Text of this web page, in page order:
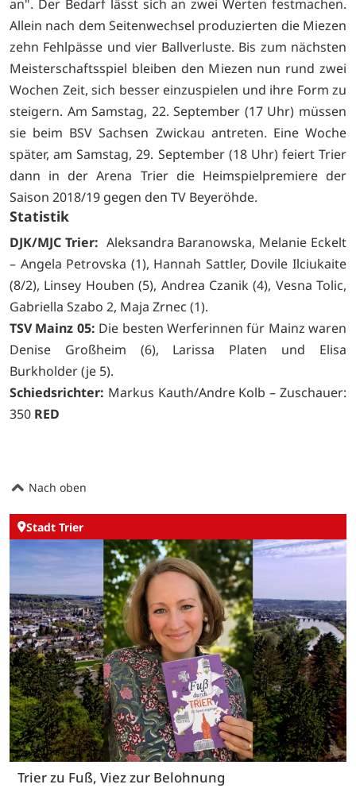
an". Der Bedarf lässt sich an zwei Werten festmachen.
Allein nach dem Seitenwechsel produzierten die Miezen
zehn Fehlpässe und vier Ballverluste. Bis zum nächsten
Meisterschaftsspiel bleiben den Miezen nun rund zwei
Wochen Zeit, sich besser einzuspielen und ihre Form zu
steigern. Am Samstag, 22. September (17 Uhr) müssen
sie beim BSV Sachsen Zwickau antreten. Eine Woche
später, am Samstag, 29. September (18 Uhr) feiert Trier
dann in der Arena Trier die Heimspielpremiere der
Saison 2018/19 gegen den TV Beyeröhde.
Statistik
DJK/MJC Trier: Aleksandra Baranowska, Melanie Eckelt
– Angela Petrovska (1), Hannah Sattler, Dovile Ilciukaite
(8/2), Linsey Houben (5), Andrea Czanik (4), Vesna Tolic,
Gabriella Szabo 2, Maja Zrnec (1).
TSV Mainz 05: Die besten Werferinnen für Mainz waren
Denise Großheim (6), Larissa Platen und Elisa
Burkholder (je 5).
Schiedsrichter: Markus Kauth/Andre Kolb – Zuschauer:
350 RED
Nach oben
Stadt Trier
Trier zu Fuß, Viez zur Belohnung